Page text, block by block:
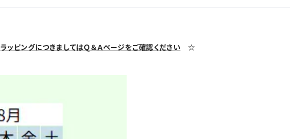
ラッピングにつきましてはＱ＆Ａページをご確認ください ☆